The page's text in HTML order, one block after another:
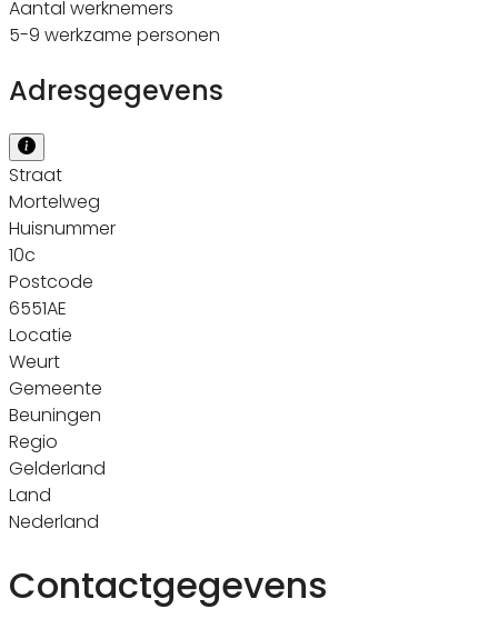
Aantal werknemers
5-9 werkzame personen
Adresgegevens
Straat
Mortelweg
Huisnummer
10c
Postcode
6551AE
Locatie
Weurt
Gemeente
Beuningen
Regio
Gelderland
Land
Nederland
Contactgegevens